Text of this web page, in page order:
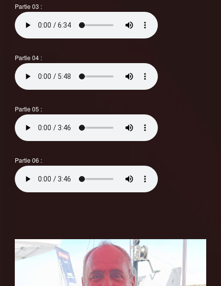
Partie 03 :
Partie 04 :
Partie 05 :
Partie 06 :